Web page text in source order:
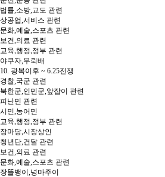
법률,소방,교도 관련
상공업,서비스 관련
문화,예술,스포츠 관련
보건,의료 관련
교육,행정,정부 관련
야쿠자,무뢰배
10. 광복이후 ~ 6.25전쟁
경찰,국군 관련
북한군,인민군,앞잡이 관련
피난민 관련
시민,농어민
교육,행정,정부 관련
장마당,시장상인
청년단,건달 관련
보건,의료 관련
문화,예술,스포츠 관련
장똘뱅이,넝마주이